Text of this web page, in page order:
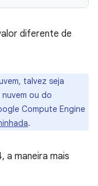
diferente de
talvez seja
ou do
Compute Engine
.
a maneira mais